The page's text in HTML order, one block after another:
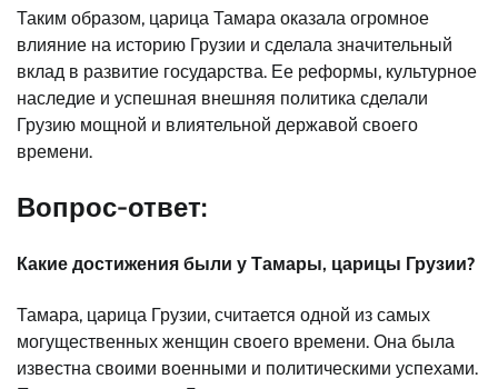
Таким образом, царица Тамара оказала огромное
влияние на историю Грузии и сделала значительный
вклад в развитие государства. Ее реформы, культурное
наследие и успешная внешняя политика сделали
Грузию мощной и влиятельной державой своего
времени.
Вопрос-ответ:
Какие достижения были у Тамары, царицы Грузии?
Тамара, царица Грузии, считается одной из самых
могущественных женщин своего времени. Она была
известна своими военными и политическими успехами.